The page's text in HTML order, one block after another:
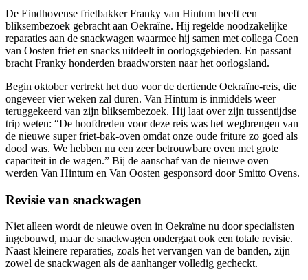
De Eindhovense frietbakker Franky van Hintum heeft een
bliksembezoek gebracht aan Oekraïne. Hij regelde noodzakelijke
reparaties aan de snackwagen waarmee hij samen met collega Coen
van Oosten friet en snacks uitdeelt in oorlogsgebieden. En passant
bracht Franky honderden braadworsten naar het oorlogsland.
Begin oktober vertrekt het duo voor de dertiende Oekraïne-reis, die
ongeveer vier weken zal duren. Van Hintum is inmiddels weer
teruggekeerd van zijn bliksembezoek. Hij laat over zijn tussentijdse
trip weten: “De hoofdreden voor deze reis was het wegbrengen van
de nieuwe super friet-bak-oven omdat onze oude friture zo goed als
dood was. We hebben nu een zeer betrouwbare oven met grote
capaciteit in de wagen.” Bij de aanschaf van de nieuwe oven
werden Van Hintum en Van Oosten gesponsord door Smitto Ovens.
Revisie van snackwagen
Niet alleen wordt de nieuwe oven in Oekraïne nu door specialisten
ingebouwd, maar de snackwagen ondergaat ook een totale revisie.
Naast kleinere reparaties, zoals het vervangen van de banden, zijn
zowel de snackwagen als de aanhanger volledig gecheckt.